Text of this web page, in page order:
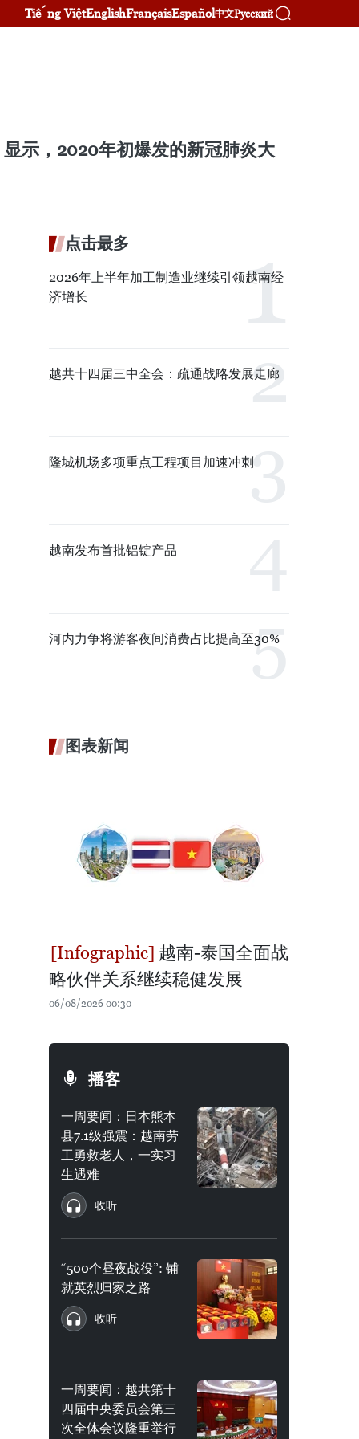
Tiếng ViệtEnglishFrançaisEspañol中文Русский
示，2020年初爆发的新冠肺炎大
点击最多
2026年上半年加工制造业继续引领越南经
济增长
越共十四届三中全会：疏通战略发展走廊
隆城机场多项重点工程项目加速冲刺
越南发布首批铝锭产品
河内力争将游客夜间消费占比提高至30%
图表新闻
越南-泰国全面战
略伙伴关系继续稳健发展
06/08/2026 00:30
播客
一周要闻：日本熊本
县7.1级强震：越南劳
工勇救老人，一实习
生遇难
收听
“500个昼夜战役”: 铺
就英烈归家之路
收听
一周要闻：越共第十
四届中央委员会第三
次全体会议隆重举行